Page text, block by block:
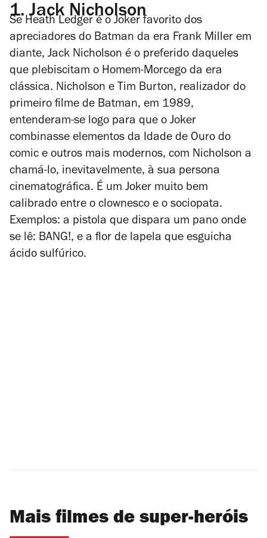
1.Jack Nicholson
Se Heath Ledger é o Joker favorito dos
apreciadores do Batman da era Frank Miller em
diante, Jack Nicholson é o preferido daqueles
que plebiscitam o Homem-Morcego da era
clássica. Nicholson e Tim Burton, realizador do
primeiro filme de Batman, em 1989,
entenderam-se logo para que o Joker
combinasse elementos da Idade de Ouro do
comic e outros mais modernos, com Nicholson a
chamá-lo, inevitavelmente, à sua persona
cinematográfica. É um Joker muito bem
calibrado entre o clownesco e o sociopata.
Exemplos: a pistola que dispara um pano onde
se lê: BANG!, e a flor de lapela que esguicha
ácido sulfúrico.
Mais filmes de super-heróis